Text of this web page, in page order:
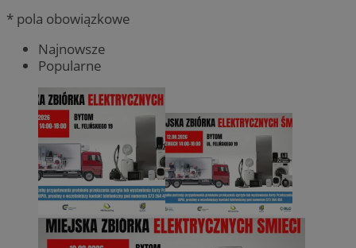
* pola obowiązkowe
Najnowsze
Popularne